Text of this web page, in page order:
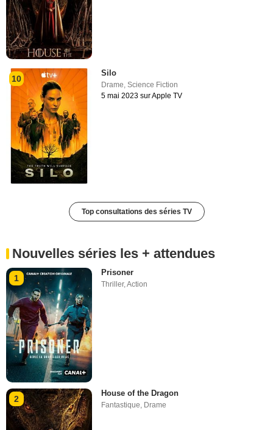
10
Silo
Drame,Science Fiction
5 mai 2023 sur Apple TV
Top consultations des séries TV
Nouvelles séries les + attendues
1
Prisoner
Thriller,Action
2
House of the Dragon
Fantastique, Drame